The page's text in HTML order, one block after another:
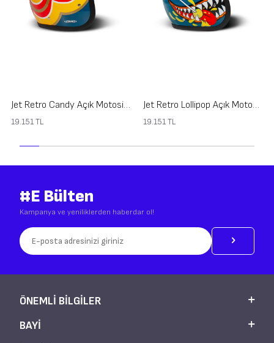
Jet Retro Candy Açık Motosiklet Kaskı
19.151TL
Jet Retro Lollipop Açık Motosiklet Kaskı
19.151TL
#E Bülten
Kampanya ve yeniliklerden haberdar ol!
ÖNEMLI BILGILER
BAYI